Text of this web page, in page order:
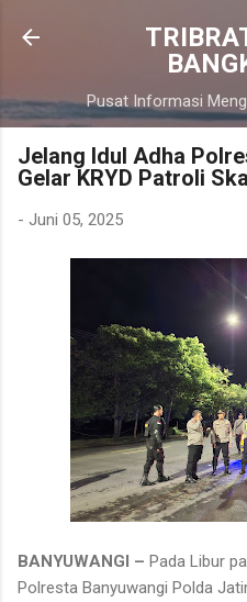
Langsung ke
Pusat Informasi
Jelang Idul Adha
Gelar KRYD Patroli
- Juni 05, 2025
BANYUWANGI – Pada Libur
Polresta Banyuwangi Polda